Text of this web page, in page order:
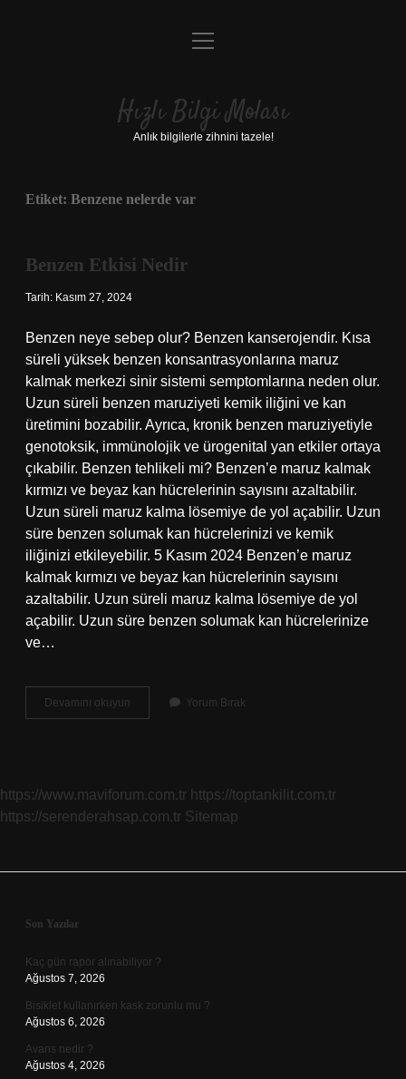
Anasayfa
Yasal Uyarı
menüyü
Hızlı Bilgi Molası
Anlık bilgilerle zihnini tazele!
Etiket: Benzene nelerde var
Benzen Etkisi Nedir
Tarih: Kasım 27, 2024
Benzen neye sebep olur? Benzen kanserojendir. Kısa
süreli yüksek benzen konsantrasyonlarına maruz
kalmak merkezi sinir sistemi semptomlarına neden olur.
Uzun süreli benzen maruziyeti kemik iliğini ve kan
üretimini bozabilir. Ayrıca, kronik benzen maruziyetiyle
genotoksik, immünolojik ve ürogenital yan etkiler ortaya
çıkabilir. Benzen tehlikeli mi? Benzen’e maruz kalmak
kırmızı ve beyaz kan hücrelerinin sayısını azaltabilir.
Uzun süreli maruz kalma lösemiye de yol açabilir. Uzun
süre benzen solumak kan hücrelerinizi ve kemik
iliğinizi etkileyebilir. 5 Kasım 2024 Benzen’e maruz
kalmak kırmızı ve beyaz kan hücrelerinin sayısını
azaltabilir. Uzun süreli maruz kalma lösemiye de yol
açabilir. Uzun süre benzen solumak kan hücrelerinize
ve…
Devamını okuyun
Etkisi
Yorum Bırak
https://www.maviforum.com.tr https://toptankilit.com.tr
https://serenderahsap.com.tr Sitemap
Sidebar
Son Yazılar
Kaç gün rapor alınabiliyor ?
Ağustos 7, 2026
Bisiklet kullanırken kask zorunlu mu ?
Ağustos 6, 2026
Avans nedir ?
Ağustos 4, 2026